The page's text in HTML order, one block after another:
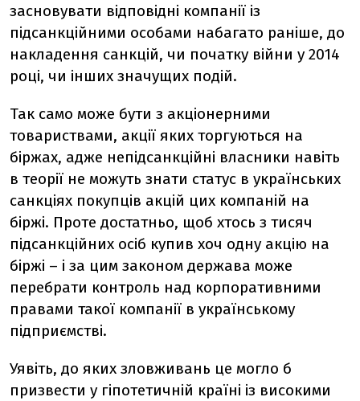
засновувати відповідні компанії із
підсанкційними особами набагато раніше, до
накладення санкцій, чи початку війни у 2014
році, чи інших значущих подій.
Так само може бути з акціонерними
товариствами, акції яких торгуються на
біржах, адже непідсанкційні власники навіть
в теорії не можуть знати статус в українських
санкціях покупців акцій цих компаній на
біржі. Проте достатньо, щоб хтось з тисяч
підсанкційних осіб купив хоч одну акцію на
біржі – і за цим законом держава може
перебрати контроль над корпоративними
правами такої компанії в українському
підприємстві.
Уявіть, до яких зловживань це могло б
призвести у гіпотетичній країні із високими